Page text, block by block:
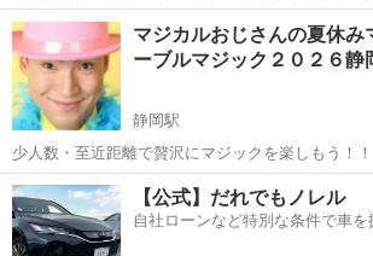
問い合わせ対応、 SNS運営などを担当していただきます。
方でも安心して始められます ・作業量に応じて報
す ...
静岡 浜松市 ワークショップ オンライン
マジカルおじさんの夏休み
ーブルマジック２０２６静
静岡駅
少人数・至近距離で贅沢にマジックを楽しもう！！ 公演時間 ３５分
テーブルマジック １０分 あなたの目の前でコインが移動！？ 至近距
静岡 静岡市 静岡駅 ワークショップ
【公式】だれでもノレル
自社ローンなど特別な条件で車